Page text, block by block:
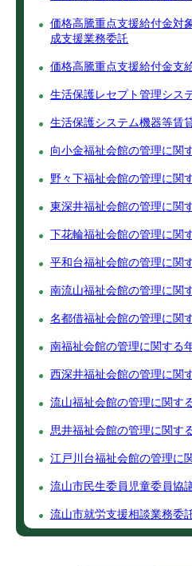
価格高騰重点支援給付金対
成支援業務委託
価格高騰重点支援給付金支
生活保護レセプト管理シス
生活保護システム機器等賃
向小金福祉会館の管理に関
野々下福祉会館の管理に関
東深井福祉会館の管理に関
下花輪福祉会館の管理に関
平和台福祉会館の管理に関
南流山福祉会館の管理に関
名都借福祉会館の管理に関
南福祉会館の管理に関する
西深井福祉会館の管理に関
流山福祉会館の管理に関す
思井福祉会館の管理に関す
江戸川台福祉会館の管理に
流山市民生委員児童委員協
流山市就労支援相談業務委